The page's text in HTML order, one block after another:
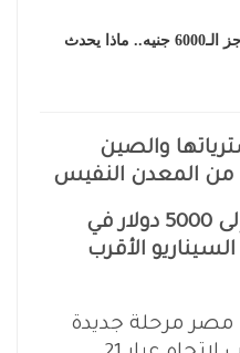
عيار 21 يكسر حاجز الـ6000 جنيه.. ماذا يحدث
والصين
من المعدن النفيس
توقعات بوصول الذهب إلى 5000 دولار في
السيناريو الأقرب
مرحلة جديدة